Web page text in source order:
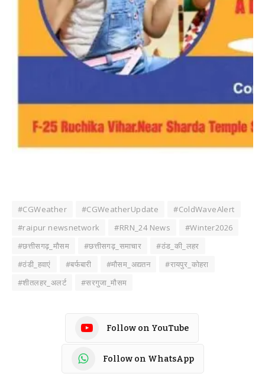
#CGWeather #CGWeatherUpdate
#ColdWaveAlert
#raipur newsnetwork
#RRN_24 News
#Winter2026
#छत्तीसगढ़_मौसम
#छत्तीसगढ़_समाचार
#ठंड_की_लहर
#ठंडी_हवाएं
#बर्फबारी #मौसम_अद्यतन
#रायपुर_कोहरा
#शीतलहर_अलर्ट
#सरगुजा_मौसम
Follow on YouTube
Follow on WhatsApp